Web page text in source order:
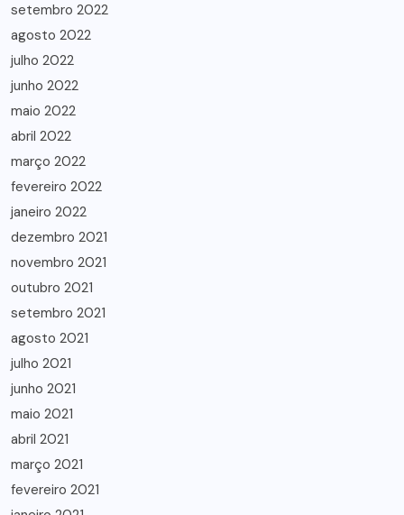
setembro 2022
agosto 2022
julho 2022
junho 2022
maio 2022
abril 2022
março 2022
fevereiro 2022
janeiro 2022
dezembro 2021
novembro 2021
outubro 2021
setembro 2021
agosto 2021
julho 2021
junho 2021
maio 2021
abril 2021
março 2021
fevereiro 2021